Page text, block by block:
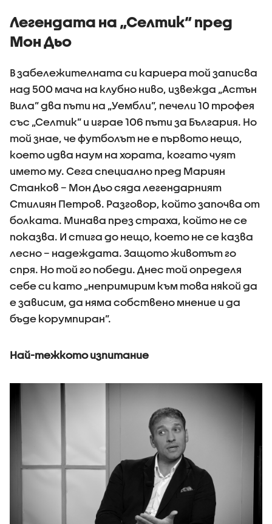
Легендата на „Селтик“ пред
Мон Дьо
В забележителната си кариера той записва
над 500 мача на клубно ниво, извежда „Астън
Вила” два пъти на „Уембли”, печели 10 трофея
със „Селтик” и играе 106 пъти за България. Но
той знае, че футболът не е първото нещо,
което идва наум на хората, когато чуят
името му. Сега специално пред Мариян
Станков – Мон Дьо сяда легендарният
Стилиян Петров. Разговор, който започва от
болката. Минава през страха, който не се
показва. И стига до нещо, което не се казва
лесно – надеждата. Защото животът го
спря. Но той го победи. Днес той определя
себе си като „непримирим към това някой да
е зависим, да няма собствено мнение и да
бъде корумпиран”.
Най-тежкото изпитание